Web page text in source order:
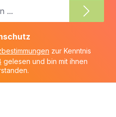
zur Kenntnis
gelesen und bin mit ihnen